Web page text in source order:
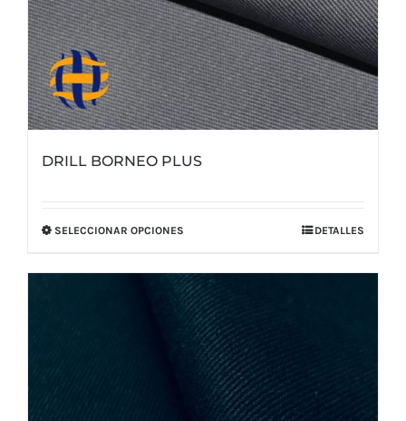
DRILL BORNEO PLUS
SELECCIONAR OPCIONES
tiene
múltiples
variantes.
Las
opciones
DETALLES